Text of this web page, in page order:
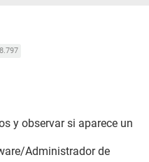
y observar si aparece un
Administrador de